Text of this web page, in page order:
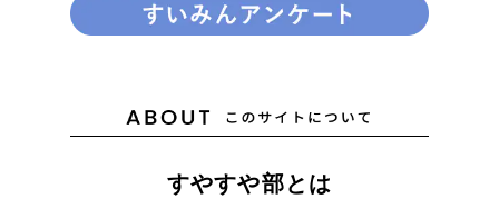
すやすや部とは